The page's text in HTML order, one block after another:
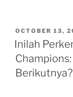
POSTED
ON
OCTOBER 13,
Inilah
Berikutnya?